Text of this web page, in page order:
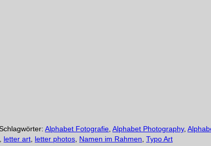
Alphabet Fotografie Alphabet Photography,
letter art letter photos Namen im Rahmen Typo Art